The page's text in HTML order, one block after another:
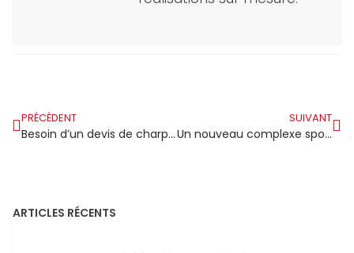
PRÉCÉDENT
Besoin d’un devis de charpentier à Nantes ?
SUIVANT
Un nouveau complexe sportif et culturel voit le jour à Cormontreuil, près de Reims
ARTICLES RÉCENTS